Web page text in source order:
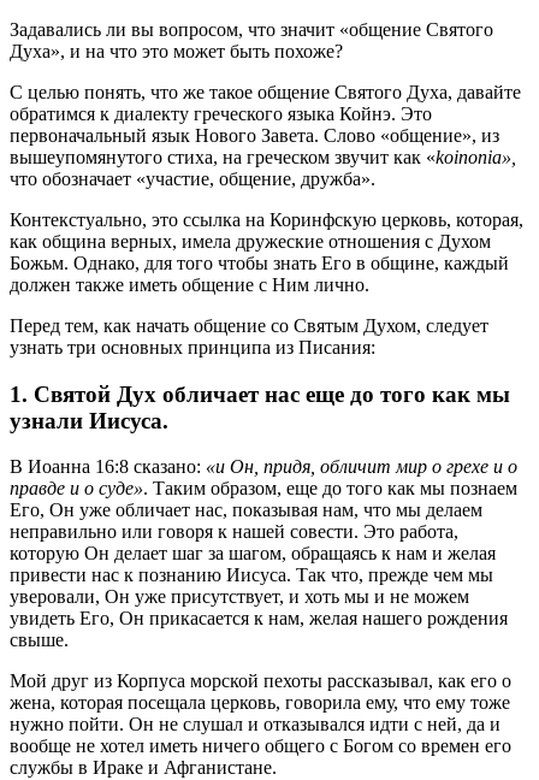
Задавались ли вы вопросом, что значит «общение Святого
Духа», и на что это может быть похоже?
С целью понять, что же такое общение Святого Духа, давайте
обратимся к диалекту греческого языка Койнэ. Это
первоначальный язык Нового Завета. Слово «общение», из
вышеупомянутого стиха, на греческом звучит как «koinonia»,
что обозначает «участие, общение, дружба».
Контекстуально, это ссылка на Коринфскую церковь, которая,
как община верных, имела дружеские отношения с Духом
Божьм. Однако, для того чтобы знать Его в общине, каждый
должен также иметь общение с Ним лично.
Перед тем, как начать общение со Святым Духом, следует
узнать три основных принципа из Писания:
1. Святой Дух обличает нас еще до того как мы
узнали Иисуса.
В Иоанна 16:8 сказано: «и Он, придя, обличит мир о грехе и о
правде и о суде». Таким образом, еще до того как мы познаем
Его, Он уже обличает нас, показывая нам, что мы делаем
неправильно или говоря к нашей совести. Это работа,
которую Он делает шаг за шагом, обращаясь к нам и желая
привести нас к познанию Иисуса. Так что, прежде чем мы
уверовали, Он уже присутствует, и хоть мы и не можем
увидеть Его, Он прикасается к нам, желая нашего рождения
свыше.
Мой друг из Корпуса морской пехоты рассказывал, как его о
жена, которая посещала церковь, говорила ему, что ему тоже
нужно пойти. Он не слушал и отказывался идти с ней, да и
вообще не хотел иметь ничего общего с Богом со времен его
службы в Ираке и Афганистане.